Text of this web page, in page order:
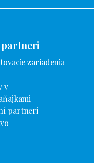
zariadenia
v
partneri